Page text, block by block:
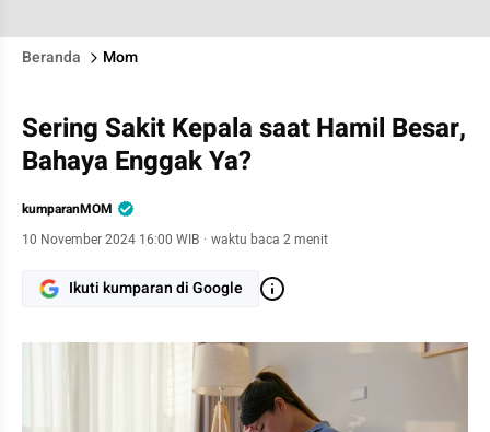
Beranda Mom
Sering Sakit Kepala saat Hamil Besar,
Bahaya Enggak Ya?
kumparanMOM
10 November 2024 16:00 WIB · waktu baca 2 menit
Ikuti kumparan di Google